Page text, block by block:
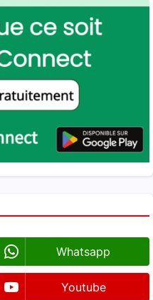
Whatsapp
Youtube